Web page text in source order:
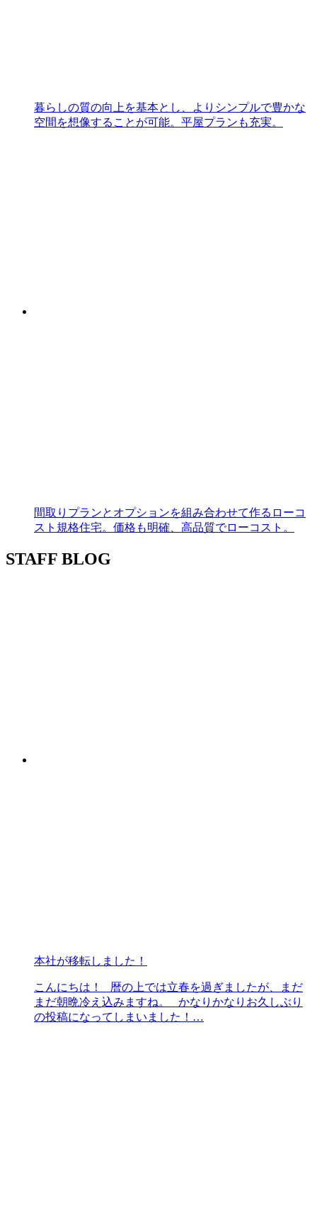
暮らしの質の向上を基本とし、よりシンプルで豊かな
空間を想像することが可能。平屋プランも充実。
間取りプランとオプションを組み合わせて作るローコ
スト規格住宅。価格も明確、高品質でローコスト。
STAFF BLOG
本社が移転しました！
こんにちは！ 暦の上では立春を過ぎましたが、まだ
まだ朝晩冷え込みますね。 かなりかなりお久しぶり
の投稿になってしまいました！…